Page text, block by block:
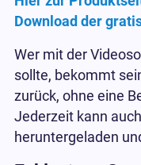
Download der
Wer mit der
sollte, bekommt
zurück, ohne eine
Jederzeit kann
heruntergeladen